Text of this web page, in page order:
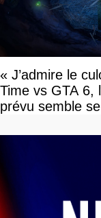
« J’admire le
Time vs GTA 6,
prévu semble